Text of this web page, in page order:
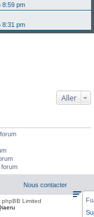
8:59 pm
8:31 pm
Aller
Nous contacter
Limited